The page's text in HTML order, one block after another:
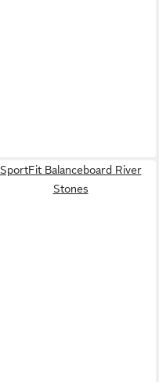
SportFit Balanceboard River
Stones